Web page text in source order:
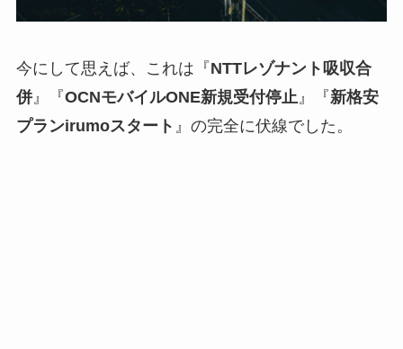
今にして思えば、これは『NTTレゾナント吸収合
併』『OCNモバイルONE新規受付停止』『新格安
プランirumoスタート 』の完全に伏線でした。